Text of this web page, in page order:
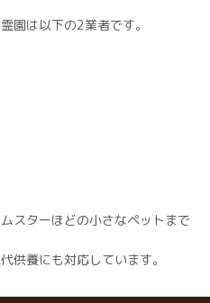
園は以下の2業者です。
スターほどの小さなペットまで
供養にも対応しています。